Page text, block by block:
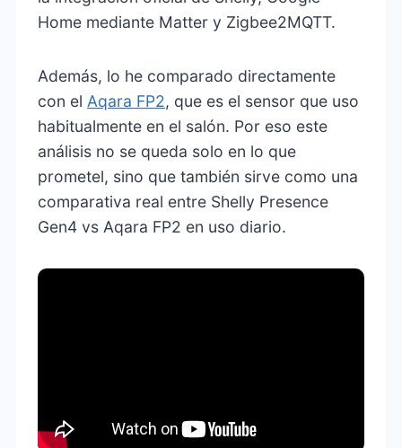
Home mediante Matter y Zigbee2MQTT.
Además, lo he comparado directamente
con el Aqara FP2, que es el sensor que uso
habitualmente en el salón. Por eso este
análisis no se queda solo en lo que
prometel, sino que también sirve como una
comparativa real entre Shelly Presence
Gen4 vs Aqara FP2 en uso diario.